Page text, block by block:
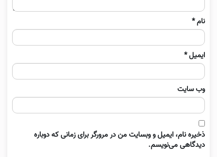
نام*
ایمیل*
وب‌ سایت
ذخیره نام، ایمیل و وبسایت من در مرورگر برای زمانی که دوباره
دیدگاهی می‌نویسم.